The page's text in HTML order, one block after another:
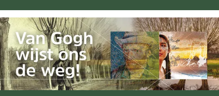
i
e
k
s
p
r
i
j
w
i
n
t
p
u
b
l
B
r
a
b
a
n
t
v